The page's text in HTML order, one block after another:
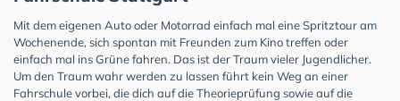
Mit dem eigenen Auto oder Motorrad einfach mal eine Spritztour am
Wochenende, sich spontan mit Freunden zum Kino treffen oder
einfach mal ins Grüne fahren. Das ist der Traum vieler Jugendlicher.
Um den Traum wahr werden zu lassen führt kein Weg an einer
Fahrschule vorbei, die dich auf die Theorieprüfung sowie auf die